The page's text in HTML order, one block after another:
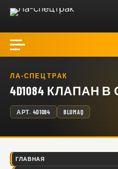
ЛА-СПЕЦТРАК
4D1084 КЛАПАН
АРТ. 4D1084 BLUMAQ
ГЛАВНАЯ